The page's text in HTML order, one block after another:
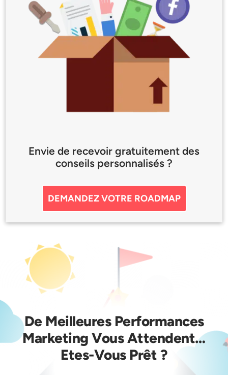
Envie de recevoir gratuitement des
conseils personnalisés ?
DEMANDEZ VOTRE ROADMAP
De Meilleures Performances
Marketing Vous Attendent…
Etes-Vous Prêt ?